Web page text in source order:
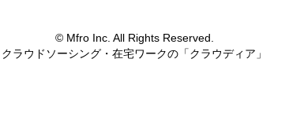
© Mfro Inc. All Rights Reserved.
クラウドソーシング・在宅ワークの「クラウディア」